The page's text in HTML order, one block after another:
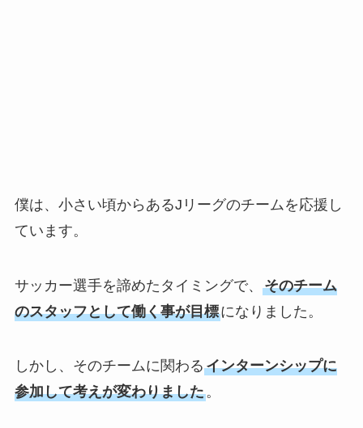
僕は、小さい頃からあるJリーグのチームを応援し
ています。
サッカー選手を諦めたタイミングで、 そのチーム
のスタッフとして働く事が目標になりました。
しかし、そのチームに関わるインターンシップに
参加して考えが変わりました。